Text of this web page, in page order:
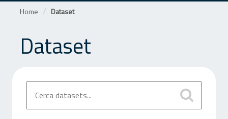
Home Dataset
Dataset